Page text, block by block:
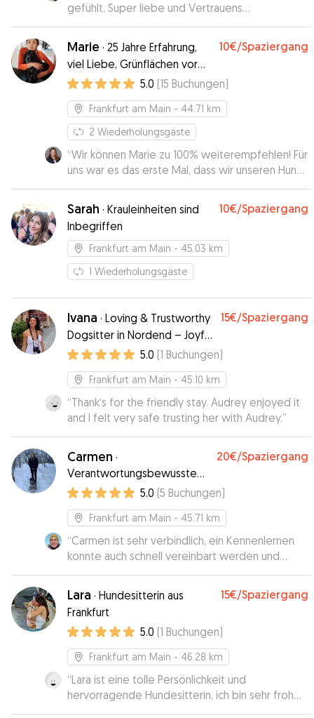
gefühlt. Super liebe und Vertrauens
Hundebetreuung! Jederzeit wieder”
Marie · 25 Jahre Erfahrung,
viel Liebe, Grünflächen vor
der Haustüre
10€/Spaziergang
5.0 (15 Buchungen)
Frankfurt am Main - 44.71 km
2 Wiederholungsgäste
“Wir können Marie zu 100% weiterempfehlen! Für
uns war es das erste Mal, dass wir unseren Hund
zur Betreuung bei einer Sitterin über Gudog
abgegeben haben. Da unser Hund kein leichter
Kandidat ist, war es uns wichtig jemanden zu
finden, der wirklich Erfahrung mit Hunden hat, sie
lesen und entsprechend agieren kann. Hier hat
Marie uns immer ein sehr gutes Gefühl gegeben.
Sie war kompetent und flexibel und hat sich mit
uns sehr geholfen. Wir hätten uns niemand
besseren für unseren Hund wünschen können.”
Sarah · Krauleinheiten sind
Inbegriffen
10€/Spaziergang
Frankfurt am Main - 45.03 km
1 Wiederholungsgäste
Ivana · Loving & Trustworthy
Dogsitter in Nordend – Joyful
Moments and Quality Time
15€/Spaziergang
5.0 (1 Buchungen)
Frankfurt am Main - 45.10 km
“Thank‘s for the friendly stay. Audrey enjoyed it
and I felt very safe trusting her with Audrey.”
Carmen ·
Verantwortungsbewusste
und liebevolle
Hundebetreuung
20€/Spaziergang
5.0 (5 Buchungen)
Frankfurt am Main - 45.71 km
“Carmen ist sehr verbindlich, ein Kennenlernen
konnte auch schnell vereinbart werden und
während der Betreuungszeit gab es auch Bilder
und Infos zum „Stand der Eingewöhnung“. 👍
Lara · Hundesitterin aus
Frankfurt
15€/Spaziergang
5.0 (1 Buchungen)
Frankfurt am Main - 46.28 km
“Lara ist eine tolle Persönlichkeit und
hervorragende Hundesitterin, ich bin sehr froh
sie kennengelernt zu haben. Sie hat sich sehr